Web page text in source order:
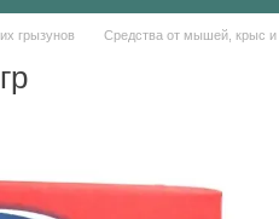
Отзывы о магазине
грызунов Средства от мышей, крыс и